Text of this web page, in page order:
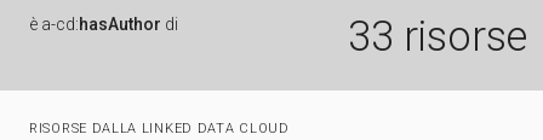
è a-cd:hasAuthor di 33 risorse
RISORSE DALLA LINKED DATA CLOUD